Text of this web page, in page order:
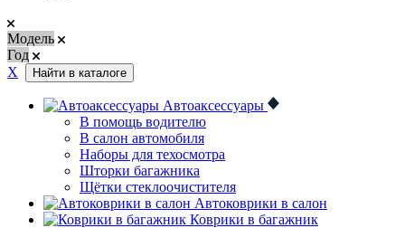
Модель
Год
Х
Найти в каталоге
Автоаксессуары
В помощь водителю
В салон автомобиля
Наборы для техосмотра
Шторки багажника
Щётки стеклоочистителя
Автоковрики в салон
Коврики в багажник